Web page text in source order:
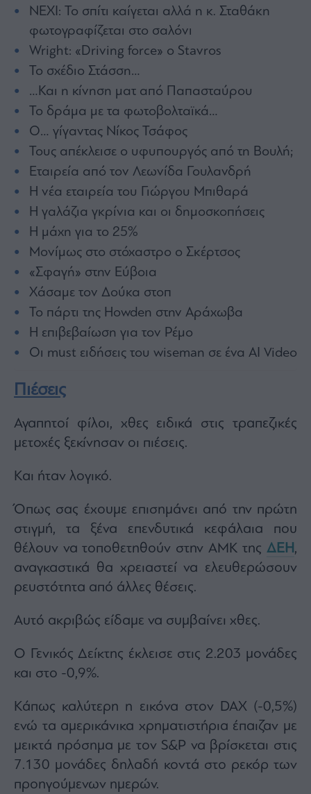
Creative
Content
Branded
Content
Reports
Branded
Content
Calendar
Monocle
Media
Lab
Mononews100
Εγγραφείτε
στο
Newsletter
By
email,
you
our
Terms
Privacy
Notice.
You
opt
out
any
site
is
reCAPTCHA
and
Google
and
Terms
Service
apply.
ΝΕΧΙ: Το σπίτι καίγεται αλλά η κ. Σταθάκη
φωτογραφίζεται στο σαλόνι
Wright: «Driving force» ο Stavros
Το σχέδιο Στάσση…
…Και η κίνηση ματ από Παπασταύρου
Το δράμα με τα φωτοβολταϊκά…
Ο… γίγαντας Νίκος Τσάφος
Τους απέκλεισε ο υφυπουργός από τη Βουλή;
Εταιρεία από τον Λεωνίδα Γουλανδρή
Η νέα εταιρεία του Γιώργου Μπιθαρά
Η γαλάζια γκρίνια και οι δημοσκοπήσεις
Η μάχη για το 25%
Μονίμως στο στόχαστρο ο Σκέρτσος
«Σφαγή» στην Εύβοια
Χάσαμε τον Δούκα στοπ
Το πάρτι της Howden στην Αράχωβα
Η επιβεβαίωση για τον Ρέμο
Οι must ειδήσεις του wiseman σε ένα AI Video
Πιέσεις
Αγαπητοί φίλοι, χθες ειδικά στις τραπεζικές
μετοχές ξεκίνησαν οι πιέσεις.
Και ήταν λογικό.
Όπως σας έχουμε επισημάνει από την πρώτη
στιγμή, τα ξένα επενδυτικά κεφάλαια που
θέλουν να τοποθετηθούν στην ΑΜΚ της ΔΕΗ,
αναγκαστικά θα χρειαστεί να ελευθερώσουν
ρευστότητα από άλλες θέσεις.
Αυτό ακριβώς είδαμε να συμβαίνει χθες.
O Γενικός Δείκτης έκλεισε στις 2.203 μονάδες
και στο -0,9%.
Κάπως καλύτερη η εικόνα στον DAX (-0,5%)
ενώ τα αμερικάνικα χρηματιστήρια έπαιζαν με
μεικτά πρόσημα με τον S&P να βρίσκεται στις
7.130 μονάδες δηλαδή κοντά στο ρεκόρ των
προηγούμενων ημερών.